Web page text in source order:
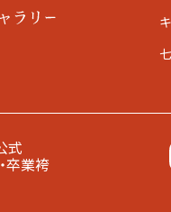
式
卒業袴